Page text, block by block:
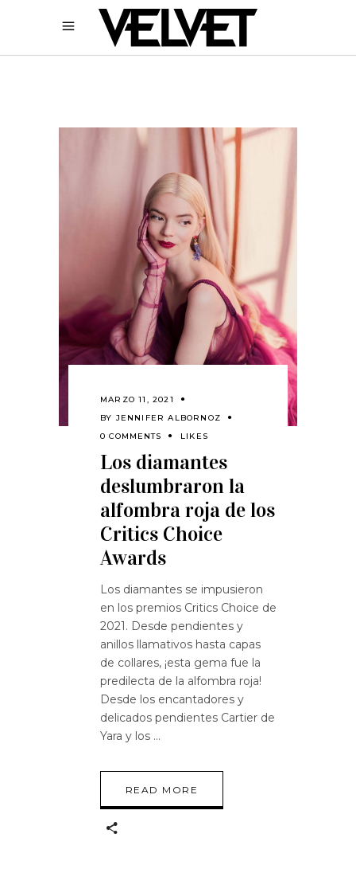
MARZO 11, 2021
BY JENNIFER ALBORNOZ
0 COMMENTS
LIKES
Los diamantes
deslumbraron la
alfombra roja de los
Critics Choice
Awards
Los diamantes se impusieron
en los premios Critics Choice de
2021. Desde pendientes y
anillos llamativos hasta capas
de collares, ¡esta gema fue la
predilecta de la alfombra roja!
Desde los encantadores y
delicados pendientes Cartier de
Yara y los
READ MORE